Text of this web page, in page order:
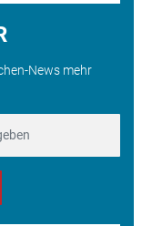
News mehr